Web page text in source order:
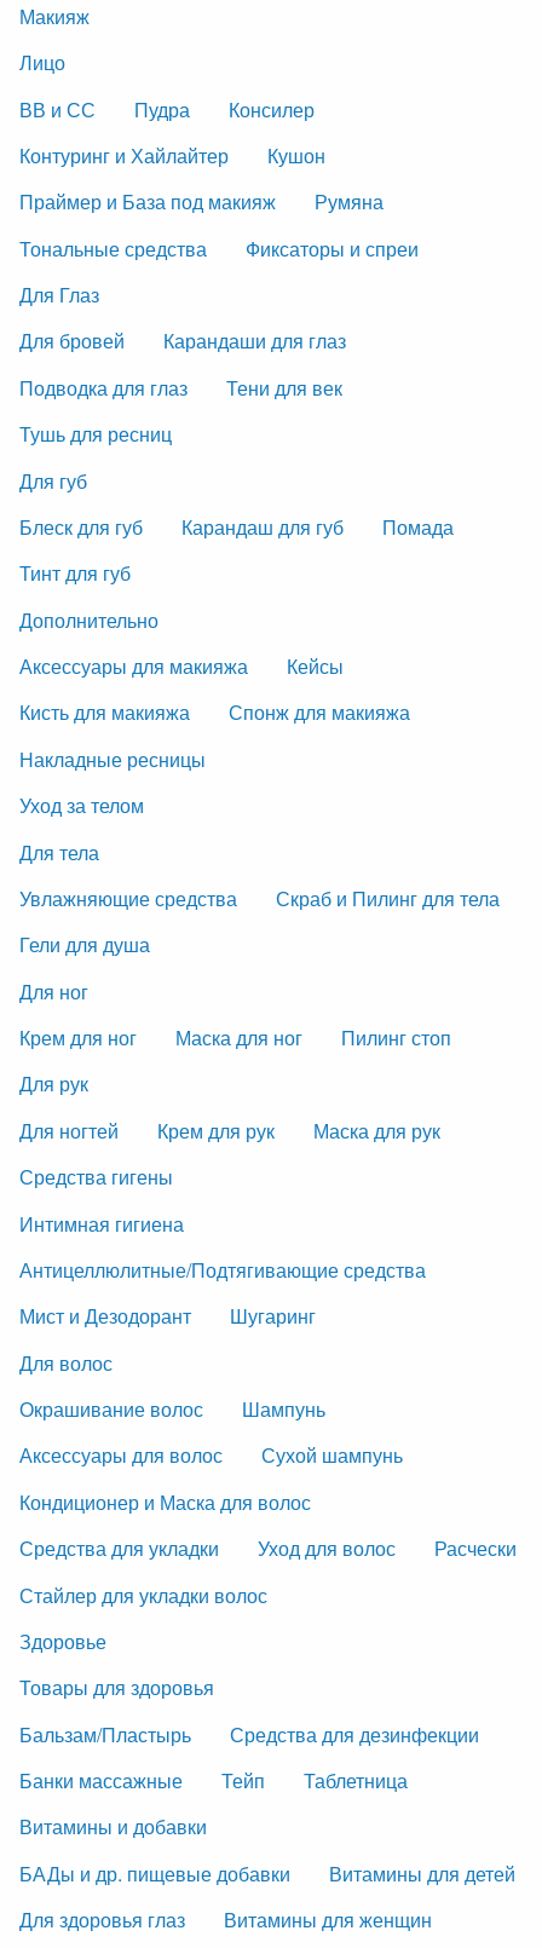
Макияж
Лицо
ВВ и СС
Пудра
Консилер
Контуринг и Хайлайтер
Кушон
Праймер и База под макияж
Румяна
Тональные средства
Фиксаторы и спреи
Для Глаз
Для бровей
Карандаши для глаз
Подводка для глаз
Тени для век
Тушь для ресниц
Для губ
Блеск для губ
Карандаш для губ
Помада
Тинт для губ
Дополнительно
Аксессуары для макияжа
Кейсы
Кисть для макияжа
Спонж для макияжа
Накладные ресницы
Уход за телом
Для тела
Увлажняющие средства
Скраб и Пилинг для тела
Гели для душа
Для ног
Крем для ног
Маска для ног
Пилинг стоп
Для рук
Для ногтей
Крем для рук
Маска для рук
Средства гигены
Интимная гигиена
Антицеллюлитные/Подтягивающие средства
Мист и Дезодорант
Шугаринг
Для волос
Окрашивание волос
Шампунь
Аксессуары для волос
Сухой шампунь
Кондиционер и Маска для волос
Средства для укладки
Уход для волос
Расчески
Стайлер для укладки волос
Здоровье
Товары для здоровья
Бальзам/Пластырь
Средства для дезинфекции
Банки массажные
Тейп
Таблетница
Витамины и добавки
БАДы и др. пищевые добавки
Витамины для детей
Для здоровья глаз
Витамины для женщин